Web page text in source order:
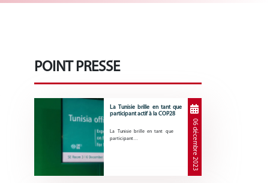
POINT PRESSE
La Tunisie brille en tant que
participant actif à la COP28
La Tunisie brille en tant que
participant…
06 décembre 2023